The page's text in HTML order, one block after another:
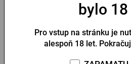
bylo
Pro vstup na stránku je
alespoň 18 let.